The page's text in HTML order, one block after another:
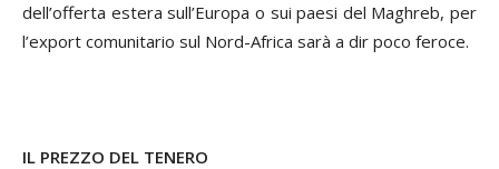
dell’offerta estera sull’Europa o sui paesi del Maghreb, per
l’export comunitario sul Nord-Africa sarà a dir poco feroce.
IL PREZZO DEL TENERO